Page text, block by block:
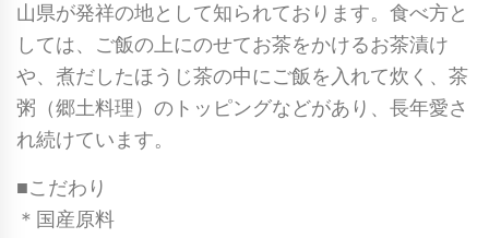
山県が発祥の地として知られております。食べ方と
しては、ご飯の上にのせてお茶をかけるお茶漬け
や、煮だしたほうじ茶の中にご飯を入れて炊く、茶
粥（郷土料理）のトッピングなどがあり、長年愛さ
れ続けています。
■こだわり
＊国産原料